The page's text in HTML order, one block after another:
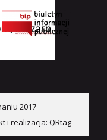
2017
i realizacja: QRtag